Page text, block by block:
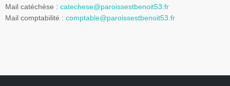
Mail catéchèse : catechese@paroissestbenoit53.fr
Mail comptabilité : comptable@paroissestbenoit53.fr